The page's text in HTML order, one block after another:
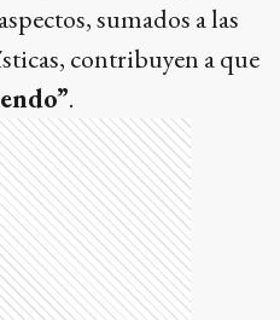
sumados a las
contribuyen a que
.